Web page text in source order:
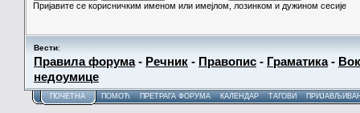
Пријавите се корисничким именом или имејлом, лозинком и дужином сесије
Вести:
Правила форума- Речник - Правопис - Граматика-
недоумице
ПОЧЕТНА ПОМОЋ ПРЕТРАГА ФОРУМА КАЛЕНДАР ТАГОВИ